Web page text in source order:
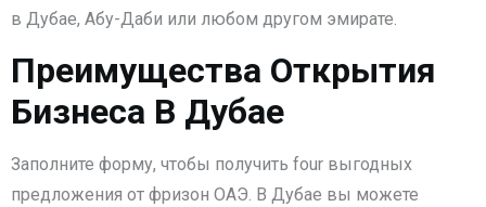
в Дубае, Абу-Даби или любом другом эмирате.
Преимущества Открытия
Бизнеса В Дубае
Заполните форму, чтобы получить four выгодных
предложения от фризон ОАЭ. В Дубае вы можете